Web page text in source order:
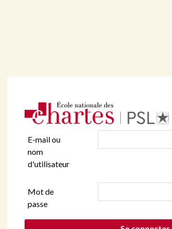
E-mail ou
nom
d'utilisateur
Mot de
passe